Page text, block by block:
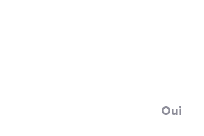
Oui